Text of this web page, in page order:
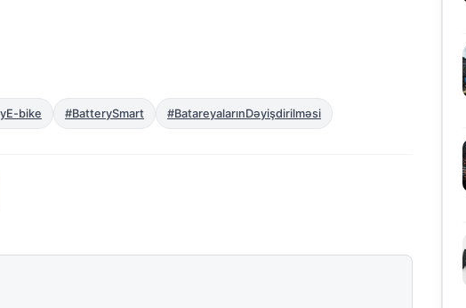
bike #BatterySmart #BatareyalarınDəyişdirilməsi